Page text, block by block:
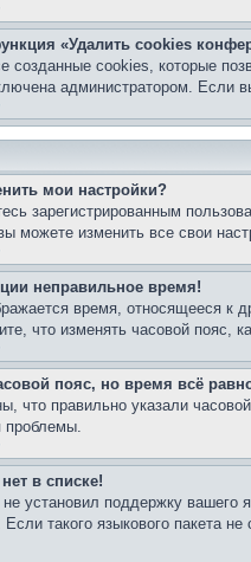
«Удалить cookies
созданные cookies, которые
администратором. Если
мои настройки?
зарегистрированным
можете изменить все свои
неправильное время!
время, относящееся к
что изменять часовой пояс,
пояс, но время всё
что правильно указали
проблемы.
в списке!
установил поддержку вашего
Если такого языкового пакета